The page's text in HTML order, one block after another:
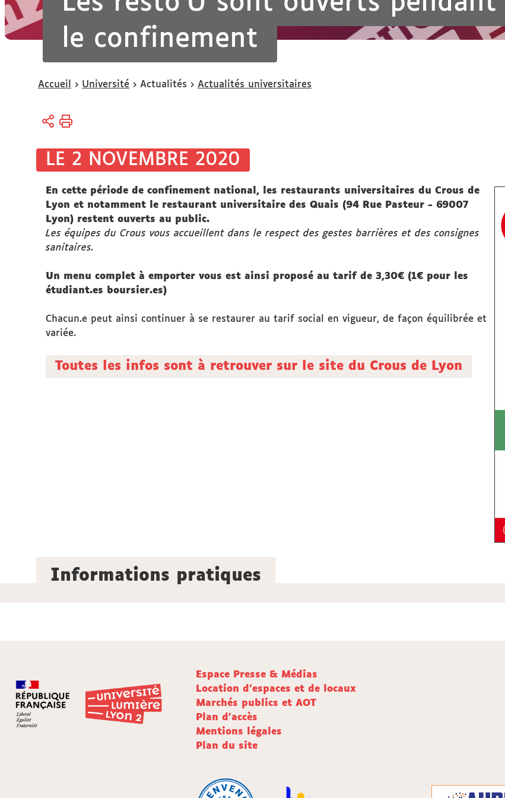
le confinement
Vous
ici :
Accueil Université Actualités Actualités universitaires
LE 2 NOVEMBRE 2020
En cette période de confinement national, les restaurants universitaires du Crous de
Lyon et notamment le restaurant universitaire des Quais (94 Rue Pasteur - 69007
Lyon) restent ouverts au public.
Les équipes du Crous vous accueillent dans le respect des gestes barrières et des consignes
sanitaires.
Un menu complet à emporter vous est ainsi proposé au tarif de 3,30€ (1€ pour les
étudiant.es boursier.es)
Chacun.e peut ainsi continuer à se restaurer au tarif social en vigueur, de façon équilibrée et
variée.
Toutes les infos sont à retrouver sur le site du Crous de Lyon
Informations pratiques
Espace Presse & Médias
Location d'espaces et de locaux
Marchés publics et AOT
Plan d'accès
Mentions légales
Plan du site